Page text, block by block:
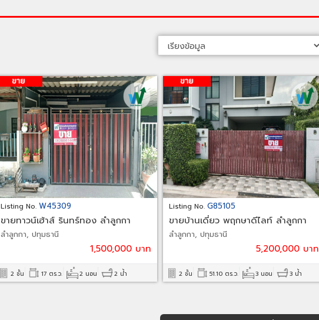
Listing No. W45309
ขายทาวน์เฮ้าส์ รินทร์ทอง ลำลูกกา
คลอง 2
ลำลูกกา, ปทุมธานี
1,500,000 บาท
2 ชั้น 17 ตร.ว. 2 นอน 2 น้ำ
Listing No. G85105
ขายบ้านเดี่ยว พฤกษาดีไลท์ ลำลูกกา
คลอง 3
ลำลูกกา, ปทุมธานี
5,200,000 บาท
2 ชั้น 51.10 ตร.ว. 3 นอน 3 น้ำ